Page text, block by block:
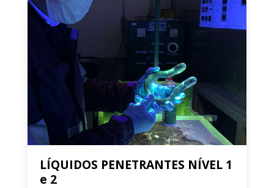
LÍQUIDOS PENETRANTES NÍVEL 1
e 2